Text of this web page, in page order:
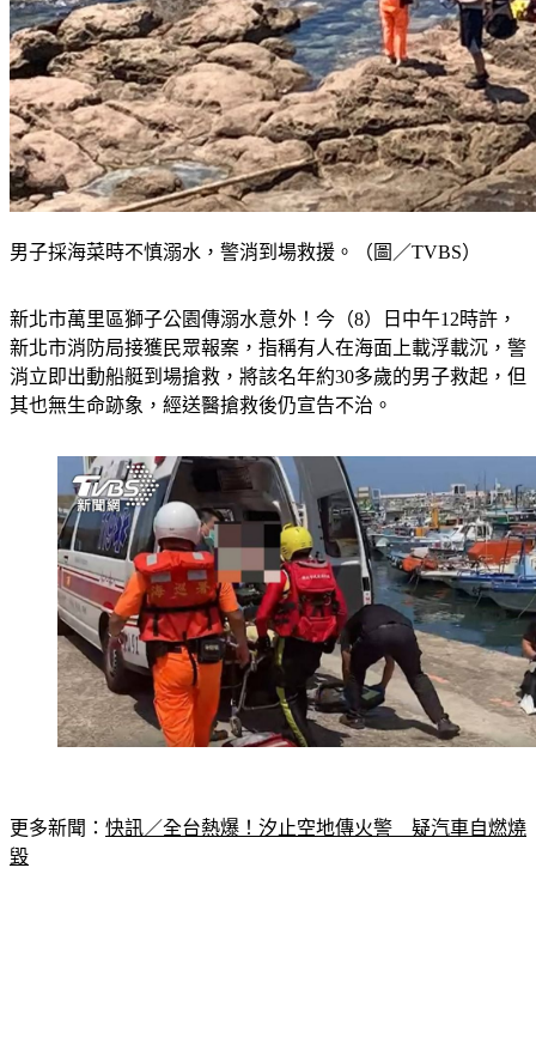
男子採海菜時不慎溺水，警消到場救援。（圖／TVBS）
新北市萬里區獅子公園傳溺水意外！今（8）日中午12時許，
新北市消防局接獲民眾報案，指稱有人在海面上載浮載沉，警
消立即出動船艇到場搶救，將該名年約30多歲的男子救起，但
其也無生命跡象，經送醫搶救後仍宣告不治。
更多新聞： 快訊／全台熱爆！汐止空地傳火警　疑汽車自燃燒
毀